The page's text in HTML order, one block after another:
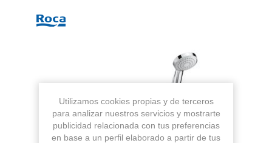
Utilizamos cookies propias y de terceros
para analizar nuestros servicios y mostrarte
publicidad relacionada con tus preferencias
en base a un perfil elaborado a partir de tus